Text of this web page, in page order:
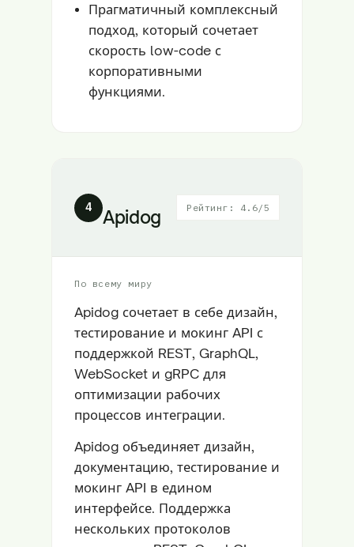
Прагматичный комплексный
подход, который сочетает
скорость low-code с
корпоративными
функциями.
4 Apidog Рейтинг: 4.6/5
По всему миру
Apidog сочетает в себе дизайн,
тестирование и мокинг API с
поддержкой REST, GraphQL,
WebSocket и gRPC для
оптимизации рабочих
процессов интеграции.
Apidog объединяет дизайн,
документацию, тестирование и
мокинг API в едином
интерфейсе. Поддержка
нескольких протоколов